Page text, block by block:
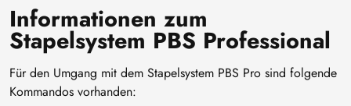
Informationen zum
Stapelsystem PBS Professional
Für den Umgang mit dem Stapelsystem PBS Pro sind folgende
Kommandos vorhanden: